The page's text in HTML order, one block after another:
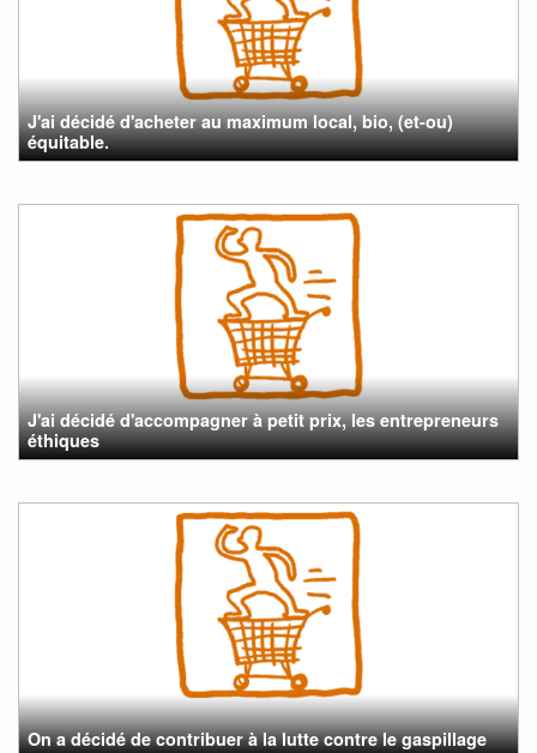
J'ai décidé d'acheter au maximum local, bio, (et-ou)
équitable.
J'ai décidé d'accompagner à petit prix, les entrepreneurs
éthiques
On a décidé de contribuer à la lutte contre le gaspillage